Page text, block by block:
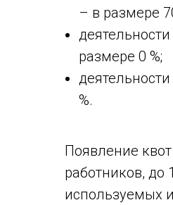
– в размере
размере 0 %;
%.
Появление
работников, до
используемых